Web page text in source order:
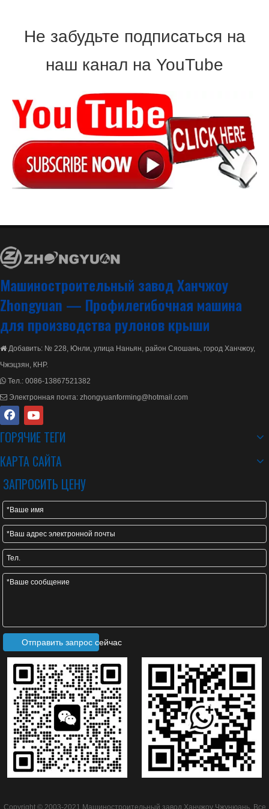
Не забудьте подписаться на
наш канал на YouTube
Машиностроительный завод Ханчжоу
Zhongyuan — Профилегибочная машина
для производства рулонов крыши
 Добавить: № 228, Юнли, улица Наньян, район Сяошань, город Ханчжоу,
Чжэцзян, КНР.
 Тел.: 0086-13867521382
 Электронная почта: zhongyuanforming@hotmail.com
ГОРЯЧИЕ ТЕГИ
КАРТА САЙТА
ЗАПРОСИТЬ ЦЕНУ
Отправить запрос сейчас
Copyright © 2003-2021 Машиностроительный завод Ханчжоу Чжунюань. Все